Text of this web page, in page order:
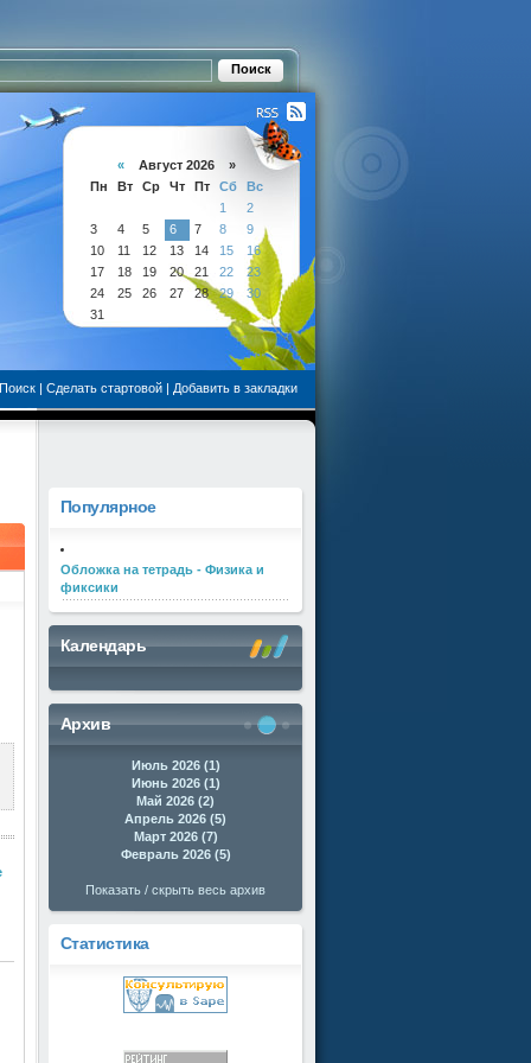
« Август 2026 »
Пн
Вт Ср Чт Пт Сб
Вс
1
2
3
4 5 6 7 8
9
10
11 12 13 14 15
16
17
18 19 20 21 22
23
24
25 26 27 28 29
30
31
Поиск | Сделать стартовой | Добавить в закладки
Популярное
Обложка на тетрадь - Физика и
фиксики
Календарь
Архив
Июль 2026 (1)
Июнь 2026 (1)
Май 2026 (2)
Апрель 2026 (5)
Март 2026 (7)
Февраль 2026 (5)
Показать / скрыть весь архив
Статистика